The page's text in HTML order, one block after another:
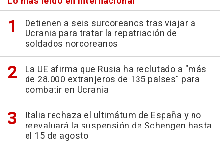
Detienen a seis surcoreanos tras viajar a
Ucrania para tratar la repatriación de
soldados norcoreanos
La UE afirma que Rusia ha reclutado a "más
de 28.000 extranjeros de 135 países" para
combatir en Ucrania
Italia rechaza el ultimátum de España y no
reevaluará la suspensión de Schengen hasta
el 15 de agosto